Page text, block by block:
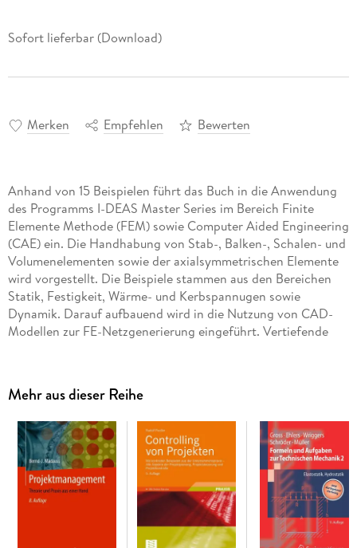
Sofort lieferbar (Download)
Merken Empfehlen Bewerten
Anhand von 15 Beispielen führt das Buch in die Anwendung
des Programms I-DEAS Master Series im Bereich Finite
Elemente Methode (FEM) sowie Computer Aided Engineering
(CAE) ein. Die Handhabung von Stab-, Balken-, Schalen- und
Volumenelementen sowie der axialsymmetrischen Elemente
wird vorgestellt. Die Beispiele stammen aus den Bereichen
Statik, Festigkeit, Wärme- und Kerbspannugen sowie
Dynamik. Darauf aufbauend wird in die Nutzung von CAD-
Modellen zur FE-Netzgenerierung eingeführt. Vertiefende
Inhaltsverzeichnis
1. Einführung in I-DEAS Master Series. - 1. 1 Das
Softwareprodukt I-DEAS. - 1. 2 Hinweise zur Handhabung der
Software und der Schulungsunterlagen. - 2. Einführung in die
Finite-Elemente-Methode. - Übung 1: Stabwerk. - Übung 2:
Balkenproblem (Teil 1). - Übung 3: Balkenproblem (Teil 2). -
Mehr aus dieser Reihe